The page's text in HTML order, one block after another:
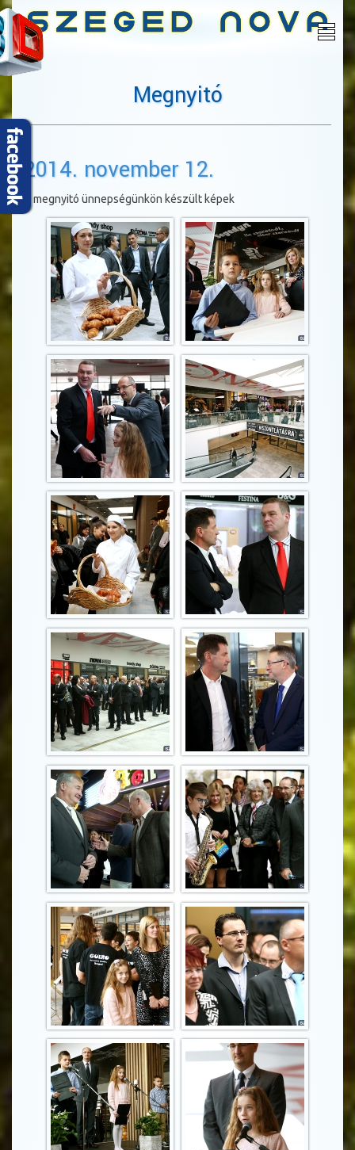
Megnyitó
2014. november 12.
A megnyitó ünnepségünkön készült képek